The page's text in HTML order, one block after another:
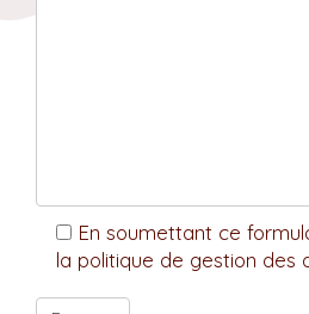
En soumettant ce
la politique de gestion des